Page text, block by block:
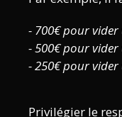
- 700€ pour
- 500€ pour
- 250€ pour vider
Privilégier le